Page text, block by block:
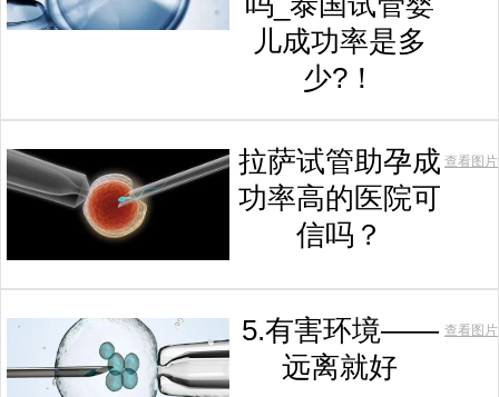
儿成功率是多
少?！
拉萨试管助孕成
功率高的医院可
信吗？
查看图片
5.有害环境——
远离就好
查看图片